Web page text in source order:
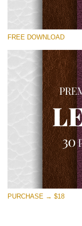
Small 800*533px
Real Leather
(30 Textures)
Large 6000*4000px
Entire Collection
(1783 Overlays)
Large 6000*4000px
FREE DOWNLOAD
PURCHASE → $18